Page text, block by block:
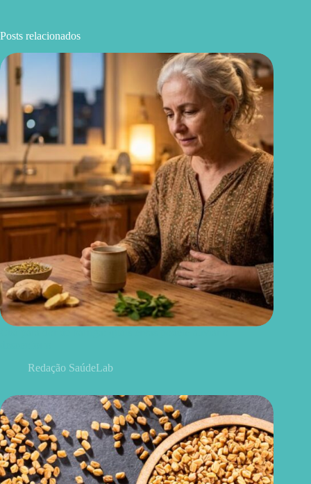
Posts relacionados
Redação SaúdeLab